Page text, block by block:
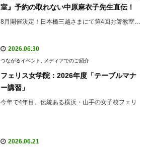
室』予約の取れない中原麻衣子先生直伝！
8月開催決定！日本橋三越さまにて第4回お箸教室…
2026.06.30
つながるイベント , メディアでのご紹介
フェリス女学院：2026年度「テーブルマナ
ー講習」
今年で4年目。伝統ある横浜・山手の女子校フェリ
2026.06.21